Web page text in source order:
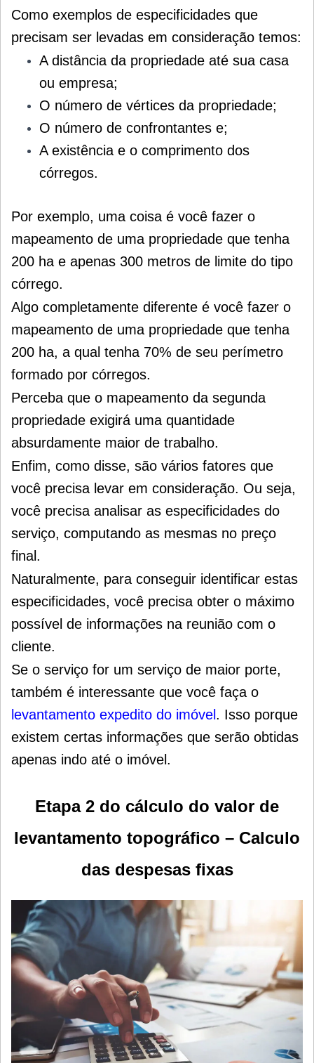
Como exemplos de especificidades que
precisam ser levadas em consideração temos:
A distância da propriedade até sua casa
ou empresa;
O número de vértices da propriedade;
O número de confrontantes e;
A existência e o comprimento dos
córregos.
Por exemplo, uma coisa é você fazer o
mapeamento de uma propriedade que tenha
200 ha e apenas 300 metros de limite do tipo
córrego.
Algo completamente diferente é você fazer o
mapeamento de uma propriedade que tenha
200 ha, a qual tenha 70% de seu perímetro
formado por córregos.
Perceba que o mapeamento da segunda
propriedade exigirá uma quantidade
absurdamente maior de trabalho.
Enfim, como disse, são vários fatores que
você precisa levar em consideração. Ou seja,
você precisa analisar as especificidades do
serviço, computando as mesmas no preço
final.
Naturalmente, para conseguir identificar estas
especificidades, você precisa obter o máximo
possível de informações na reunião com o
cliente.
Se o serviço for um serviço de maior porte,
também é interessante que você faça o
levantamento expedito do imóvel. Isso porque
existem certas informações que serão obtidas
apenas indo até o imóvel.
Etapa 2 do cálculo do valor de
levantamento topográfico – Calculo
das despesas fixas